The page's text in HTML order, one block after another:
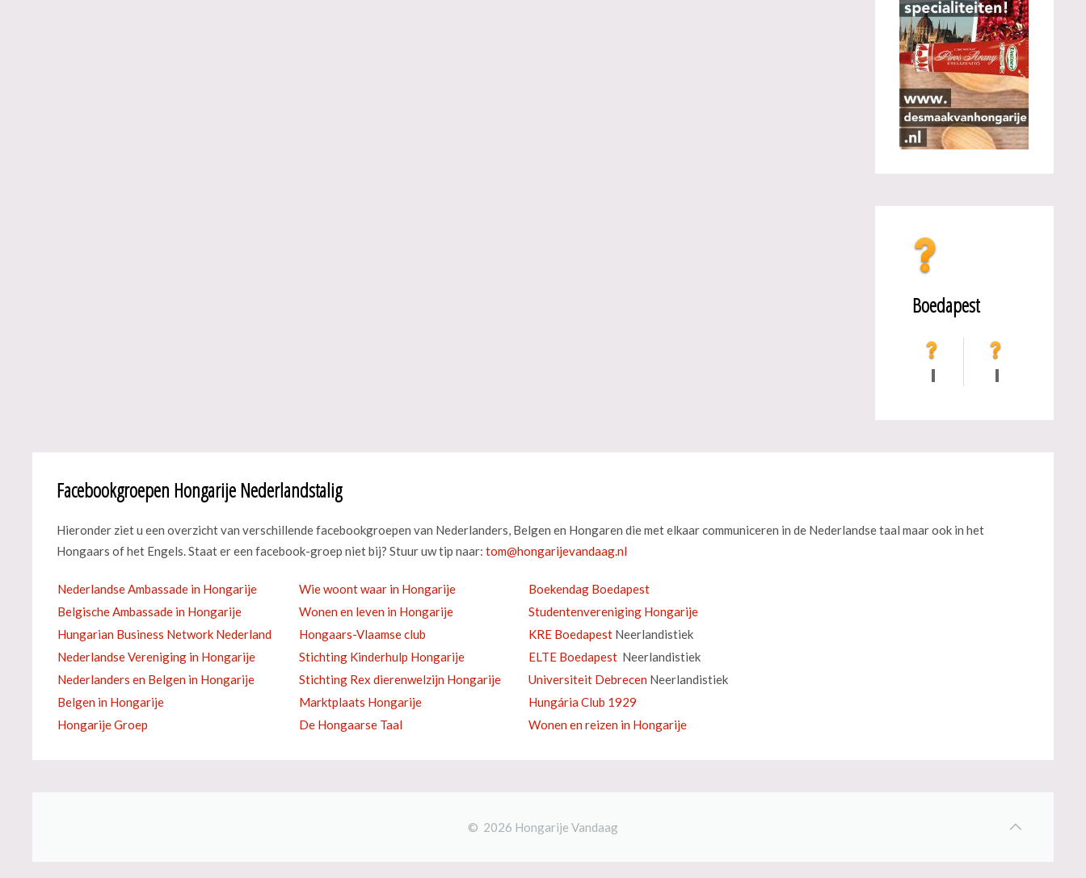
Boedapest
Facebookgroepen Hongarije Nederlandstalig
Hieronder ziet u een overzicht van verschillende facebookgroepen van Nederlanders, Belgen en Hongaren die met elkaar communiceren in de Nederlandse taal maar ook in het
Hongaars of het Engels. Staat er een facebook-groep niet bij? Stuur uw tip naar:
Nederlandse Ambassade in Hongarije Wie woont waar in Hongarije
Boekendag Boedapest
Belgische Ambassade in Hongarije
Wonen en leven in Hongarije
Studentenvereniging Hongarije
Hungarian Business Network Nederland
Hongaars-Vlaamse club KRE Boedapest Neerlandistiek
Nederlandse Vereniging in Hongarije
Stichting Kinderhulp Hongarije ELTE Boedapest Neerlandistiek
Nederlanders en Belgen in Hongarije
Stichting Rex dierenwelzijn Hongarije Universiteit Debrecen Neerlandistiek
Belgen in Hongarije
Marktplaats Hongarije
Hungária Club 1929
Hongarije Groep
De Hongaarse Taal Wonen en reizen in Hongarije
© 2026 Hongarije Vandaag